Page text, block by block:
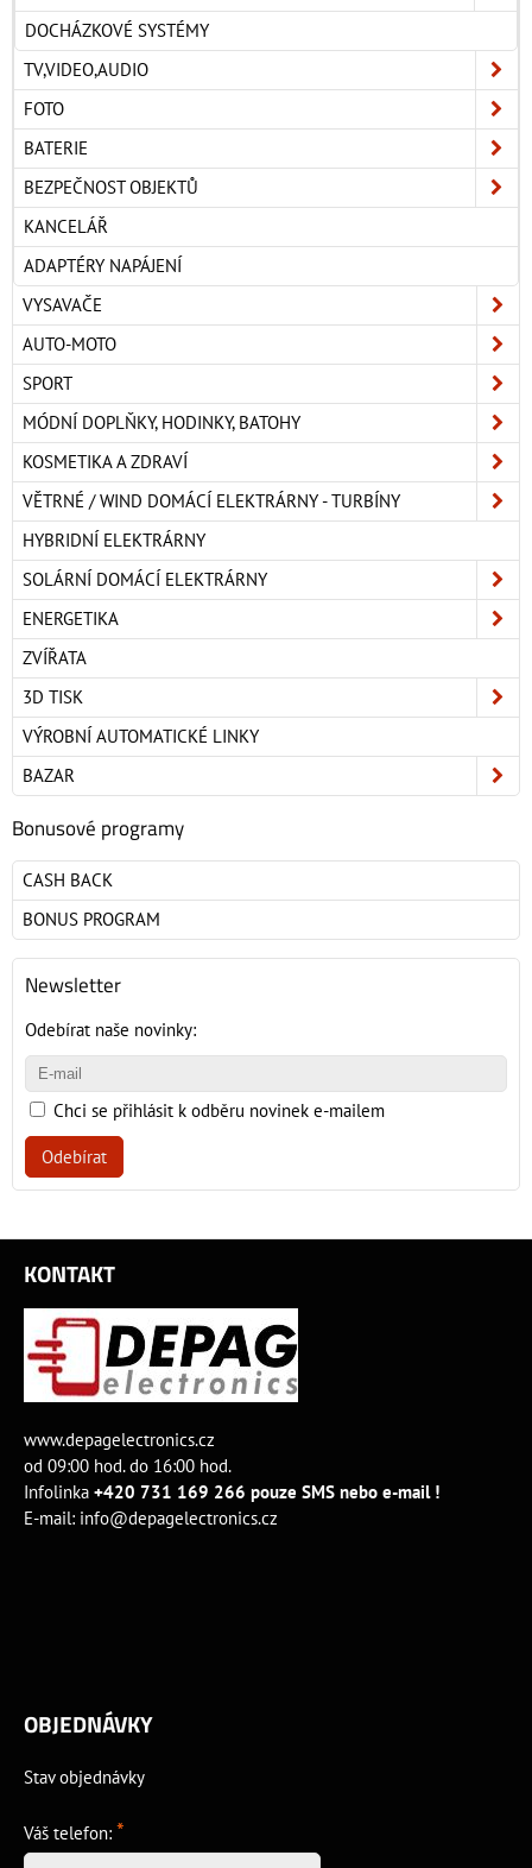
DOCHÁZKOVÉ SYSTÉMY
TV,VIDEO,AUDIO
FOTO
BATERIE
BEZPEČNOST OBJEKTŮ
KANCELÁŘ
ADAPTÉRY NAPÁJENÍ
VYSAVAČE
AUTO-MOTO
SPORT
MÓDNÍ DOPLŇKY, HODINKY, BATOHY
KOSMETIKA A ZDRAVÍ
VĚTRNÉ / WIND DOMÁCÍ ELEKTRÁRNY - TURBÍNY
HYBRIDNÍ ELEKTRÁRNY
SOLÁRNÍ DOMÁCÍ ELEKTRÁRNY
ENERGETIKA
ZVÍŘATA
3D TISK
VÝROBNÍ AUTOMATICKÉ LINKY
BAZAR
Bonusové programy
CASH BACK
BONUS PROGRAM
Newsletter
Odebírat naše novinky:
Chci se přihlásit k odběru novinek e-mailem
Odebírat
KONTAKT
www.depagelectronics.cz
od 09:00 hod. do 16:00 hod.
Infolinka +420 731 169 266 pouze SMS nebo e-mail !
E-mail: info@depagelectronics.cz
OBJEDNÁVKY
Stav objednávky
Váš telefon: *